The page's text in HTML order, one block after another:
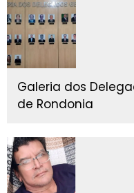
Galeria dos
de Rondonia